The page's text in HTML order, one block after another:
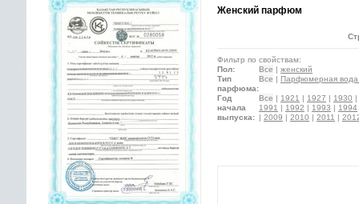
Женский парфюм
Фильтр по свойствам:
Пол:
Все | женский
Тип
парфюма:
Все | Парфюмерная вода
Год
начала
выпуска:
Все | 1921 | 1927 | 1930 |
1991 | 1992 | 1993 | 1994
| 2009 | 2010 | 2011 |